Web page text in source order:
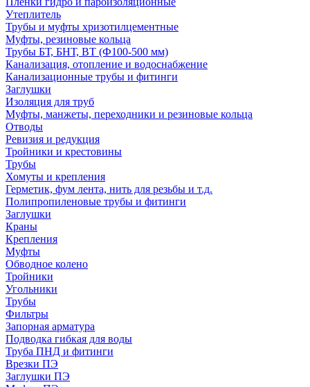
Утеплитель
Трубы и муфты хризотилцементные
Муфты, резиновые кольца
Трубы БТ, БНТ, ВТ (Ф100-500 мм)
Канализация, отопление и водоснабжение
Канализационные трубы и фитинги
Заглушки
Изоляция для труб
Муфты, манжеты, переходники и резиновые кольца
Отводы
Ревизия и редукция
Тройники и крестовины
Трубы
Хомуты и крепления
Герметик, фум лента, нить для резьбы и т.д.
Полипропиленовые трубы и фитинги
Заглушки
Краны
Крепления
Муфты
Обводное колено
Тройники
Угольники
Трубы
Фильтры
Запорная арматура
Подводка гибкая для воды
Труба ПНД и фитинги
Врезки ПЭ
Заглушки ПЭ